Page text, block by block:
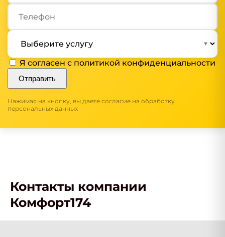
Я согласен с политикой конфиденциальности
Отправить
Нажимая на кнопку, вы даете согласие на обработку
персональных данных
Контакты компании
Комфорт174